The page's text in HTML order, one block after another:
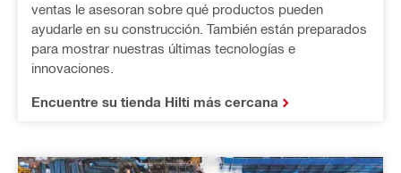
ventas le asesoran sobre qué productos pueden
ayudarle en su construcción. También están preparados
para mostrar nuestras últimas tecnologías e
innovaciones.
Encuentre su tienda Hilti más cercana